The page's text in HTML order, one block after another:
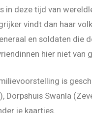
in deze tijd van
vindt dan haar
en soldaten die
hier niet van
is
Dorpshuis Swanla